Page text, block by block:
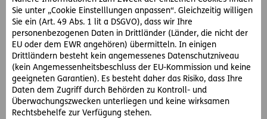
Sie unter „Cookie Einstelllungen anpassen“. Gleichzeitig willigen
Sie ein (Art. 49 Abs. 1 lit a DSGVO), dass wir Ihre
personenbezogenen Daten in Drittländer (Länder, die nicht der
EU oder dem EWR angehören) übermitteln. In einigen
Drittländern besteht kein angemessenes Datenschutzniveau
(kein Angemessenheitsbeschluss der EU-Kommission und keine
geeigneten Garantien). Es besteht daher das Risiko, dass Ihre
Daten dem Zugriff durch Behörden zu Kontroll- und
Überwachungszwecken unterliegen und keine wirksamen
Rechtsbehelfe zur Verfügung stehen.
RechtsServiceZentrum Ost. Dieser richtet ein Schreiben an
den Nachbarn mit dem Angebot einer außergerichtlichen
Einigung. Beide Seiten erklären sich bereit, einen Termin
mit einem Mediator wahrzunehmen. Dabei vereinbaren die
beiden Parteien, dass Frau H. ihren Nachbarn vorwarnt,
wenn sie ihre Kürbisse düngen möchte. Der Nachbar wird
dann nach Möglichkeit sein Ferienhaus nicht nutzen. Dafür
versorgt ihn Magdalena H. regelmäßig mit Gemüse aus
ihrem Anbau.